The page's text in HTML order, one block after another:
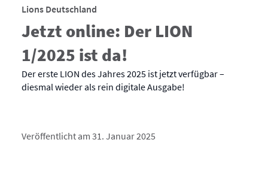
Lions Deutschland
Jetzt online: Der LION
1/2025 ist da!
Der erste LION des Jahres 2025 ist jetzt verfügbar –
diesmal wieder als rein digitale Ausgabe!
Veröffentlicht am 31. Januar 2025